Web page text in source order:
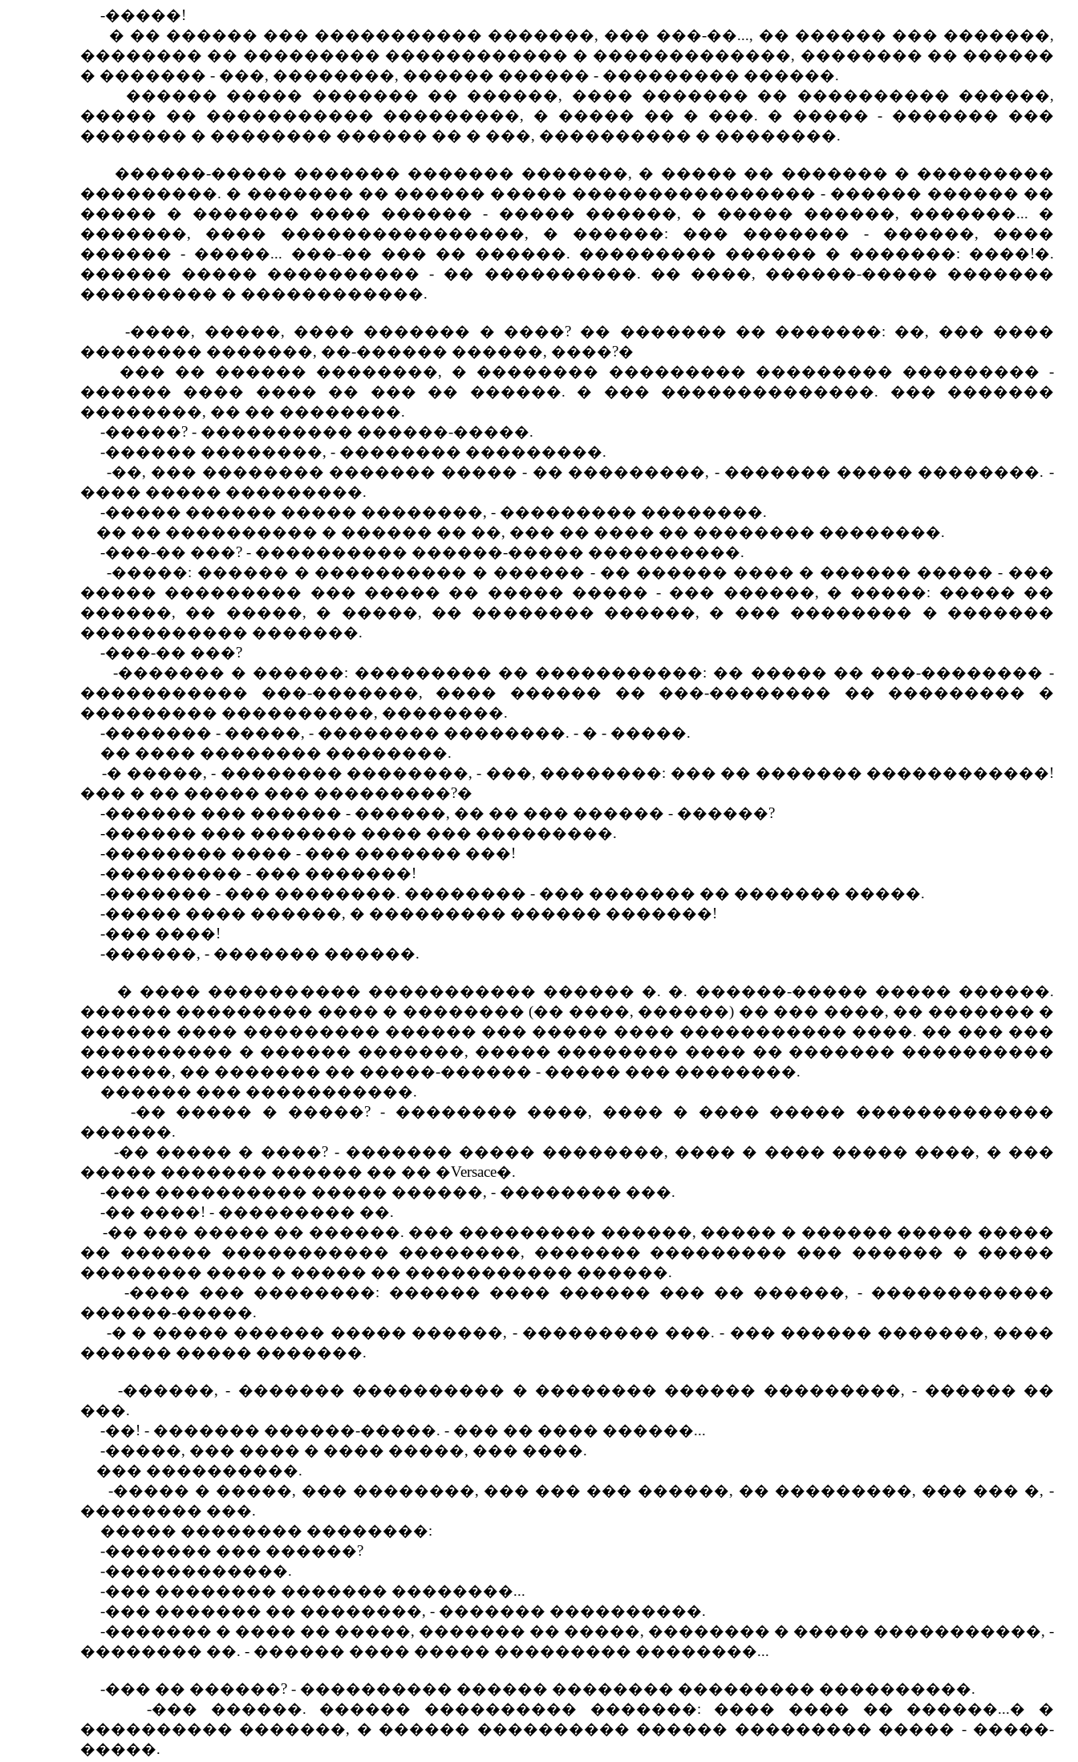
-�����!
� �� ������ ��� ����������� �������, ��� ���-��..., �� ������ ��� �������,
�������� �� ��������� ������������ � �������������, �������� �� ������
� ������� - ���, ��������, ������ ������ - ��������� ������.
������ ����� ������� �� ������, ���� ������� �� ���������� ������,
����� �� ����������� ���������, � ����� �� � ���. � ����� - ������� ���
������� � �������� ������ �� � ���, ���������� � ��������.
������-����� ������� ������� �������, � ����� �� ������� � ���������
���������. � ������� �� ������ ����� ���������������� - ������ ������ ��
����� � ������� ���� ������ - ����� ������, � ����� ������, �������... �
�������, ���� ����������������, � ������: ��� ������� - ������, ����
������ - �����... ���-�� ��� �� ������. ��������� ������ � �������: ����!�.
������ ����� ���������� - �� ����������. �� ����, ������-����� �������
��������� � ������������.
-����, �����, ���� ������� � ����? �� ������� �� �������: ��, ��� ����
�������� �������, ��-������ ������, ����?�
��� �� ������ ��������, � �������� ��������� ��������� ��������� -
������ ���� ���� �� ��� �� ������. � ��� ��������������. ��� �������
��������, �� �� ��������.
-�����? - ���������� ������-�����.
-������ ��������, - �������� ���������.
-��, ��� �������� ������� ����� - �� ���������, - ������� ����� ��������. -
���� ����� ���������.
-����� ������ ����� ��������, - ��������� ��������.
�� �� ���������� � ������ �� ��, ��� �� ���� �� �������� ��������.
-���-�� ���? - ���������� ������-����� ����������.
-�����: ������ � ���������� � ������ - �� ������ ���� � ������ ����� - ���
����� ��������� ��� ����� �� ����� ����� - ��� ������, � �����: ����� ��
������, �� �����, � �����, �� �������� ������, � ��� �������� � �������
����������� �������.
-���-�� ���?
-������� � ������: ��������� �� �����������: �� ����� �� ���-�������� -
����������� ���-�������, ���� ������ �� ���-�������� �� ��������� �
��������� ����������, ��������.
-������� - �����, - �������� ��������. - � - �����.
�� ���� �������� ��������.
-� �����, - �������� ��������, - ���, ��������: ��� �� ������� ������������!
��� � �� ����� ��� ���������?�
-������ ��� ������ - ������, �� �� ��� ������ - ������?
-������ ��� ������� ���� ��� ���������.
-�������� ���� - ��� ������� ���!
-��������� - ��� �������!
-������� - ��� ��������. �������� - ��� ������� �� ������� �����.
-����� ���� ������, � ��������� ������ �������!
-��� ����!
-������, - ������� ������.
� ���� ���������� ����������� ������ �. �. ������-����� ����� ������.
������ ��������� ���� � �������� (�� ����, ������) �� ��� ����, �� ������� �
������ ���� ��������� ������ ��� ����� ���� ����������� ����. �� ��� ���
���������� � ������ �������, ����� �������� ���� �� ������� ����������
������, �� ������� �� �����-������ - ����� ��� ��������.
������ ��� �����������.
-�� ����� � �����? - �������� ����, ���� � ���� ����� �������������
������.
-�� ����� � ����? - ������� ����� ��������, ���� � ���� ����� ����, � ���
����� ������� ������ �� �� �Versace�.
-��� ���������� ����� ������, - �������� ���.
-�� ����! - ��������� ��.
-�� ��� ����� �� ������. ��� ��������� ������, ����� � ������ ����� �����
�� ������ ����������� ��������, ������� ��������� ��� ������ � �����
�������� ���� � ����� �� ����������� ������.
-���� ��� ��������: ������ ���� ������ ��� �� ������, - ������������
������-�����.
-� � ����� ������ ����� ������, - ��������� ���. - ��� ������ �������, ����
������ ����� �������.
-������, - ������� ���������� � �������� ������ ���������, - ������ ��
���.
-��! - ������� ������-�����. - ��� �� ���� ������...
-�����, ��� ���� � ���� �����, ��� ����.
��� ����������.
-����� � �����, ��� ��������, ��� ��� ��� ������, �� ���������, ��� ��� �, -
�������� ���.
����� �������� ��������:
-������� ��� ������?
-������������.
-��� �������� ������� ��������...
-��� ������� �� ��������, - ������� ����������.
-������� � ���� �� �����, ������� �� �����, �������� � ����� �����������, -
�������� ��. - ������ ���� ����� ��������� ��������...
-��� �� ������? - ���������� ������ �������� ��������� ����������.
-��� ������. ������ ���������� �������: ���� ���� �� ������...� �
���������� �������, � ������ ���������� ������ ��������� ����� - �����-
�����.